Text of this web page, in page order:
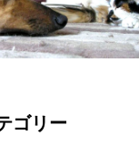
ゴリー